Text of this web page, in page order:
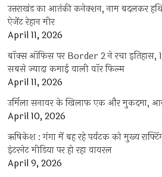
उत्तराखंड का आतंकी कनेक्शन, नाम बदलकर
ऐजेंट रेहान मीर
April 11, 2026
बॉक्स ऑफिस पर Border 2 ने रचा इतिहास,
सबसे ज्यादा कमाई वाली वॉर फिल्म
April 11, 2026
उर्मिला सनावर के खिलाफ एक और मुकदमा,
April 10, 2026
ऋषिकेश : गंगा में बह रहे पर्यटक को मुख्य
इंटरनेट मीडिया पर हो रहा वायरल
April 9, 2026